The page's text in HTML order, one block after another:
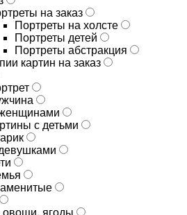
на заказ
Портреты на холсте
Портреты детей
Портреты абстракция
картин на заказ
с детьми
овощи, ягоды